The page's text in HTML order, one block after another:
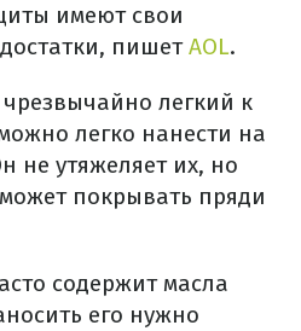
имеют свои
пишетAOL.
легкий к
легко нанести на
не утяжеляет их, но
покрывать пряди
содержит масла
его нужно